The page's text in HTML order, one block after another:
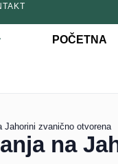
POČETNA
Jahorini zvanično otvorena
na